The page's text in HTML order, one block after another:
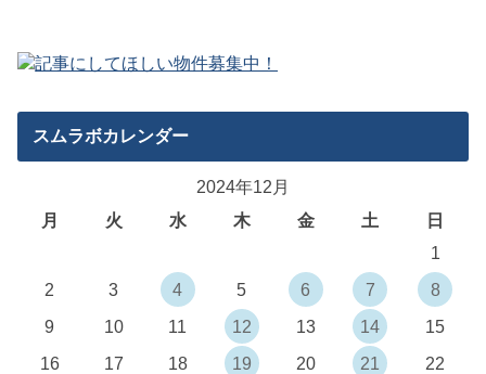
スムラボカレンダー
2024年12月
月
火 水 木 金 土
日
1
2
3 4 5 6 7
8
9
10 11 12 13 14
15
16
17 18 19 20 21
22